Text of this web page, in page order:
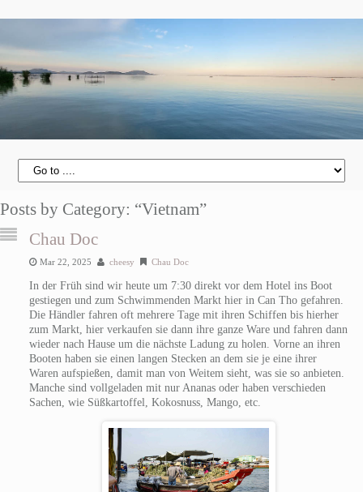
Posts by Category: “Vietnam”
Chau Doc
Mar 22, 2025 cheesy Chau Doc
In der Früh sind wir heute um 7:30 direkt vor dem Hotel ins Boot
gestiegen und zum Schwimmenden Markt hier in Can Tho gefahren.
Die Händler fahren oft mehrere Tage mit ihren Schiffen bis hierher
zum Markt, hier verkaufen sie dann ihre ganze Ware und fahren dann
wieder nach Hause um die nächste Ladung zu holen. Vorne an ihren
Booten haben sie einen langen Stecken an dem sie je eine ihrer
Waren aufspießen, damit man von Weitem sieht, was sie so anbieten.
Manche sind vollgeladen mit nur Ananas oder haben verschieden
Sachen, wie Süßkartoffel, Kokosnuss, Mango, etc.